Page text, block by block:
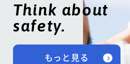
Think about
safety.
もっと見る